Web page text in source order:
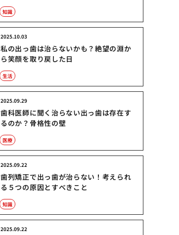
知識
私の出っ歯は治らないかも？絶望の淵か
ら笑顔を取り戻した日
2025.10.03
生活
歯科医師に聞く治らない出っ歯は存在す
るのか？骨格性の壁
2025.09.29
医療
歯列矯正で出っ歯が治らない！考えられ
る５つの原因とすべきこと
2025.09.22
知識
2025.09.22